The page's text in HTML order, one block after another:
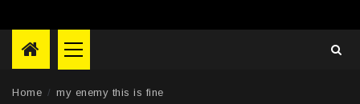
Primary
Menu
Home my enemy this is fine